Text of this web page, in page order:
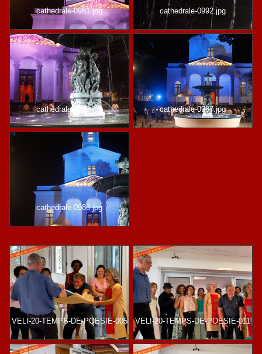
cathedrale-0981.jpg cathedrale-0992.jpg
cathedrale-0993.jpg cathedrale-0987.jpg
cathedrale-0983.jpg
VELI-20-TEMPS-DE-POESIE-005 VELI-20-TEMPS-DE-POESIE-011